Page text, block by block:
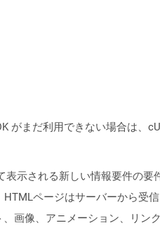
まだ利用できない場合は、
示される新しい情報要件の
ページはサーバーから受
画像、アニメーション、リン